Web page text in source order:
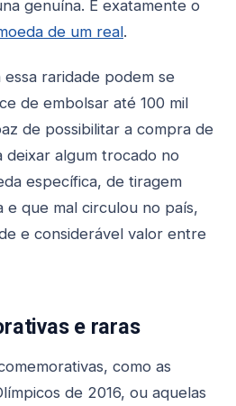
genuína. É exatamente o
de um real.
raridade podem se
de embolsar até 100 mil
de possibilitar a compra de
deixar algum trocado no
específica, de tiragem
e que mal circulou no país,
e considerável valor entre
e raras
como as
de 2016, ou aquelas